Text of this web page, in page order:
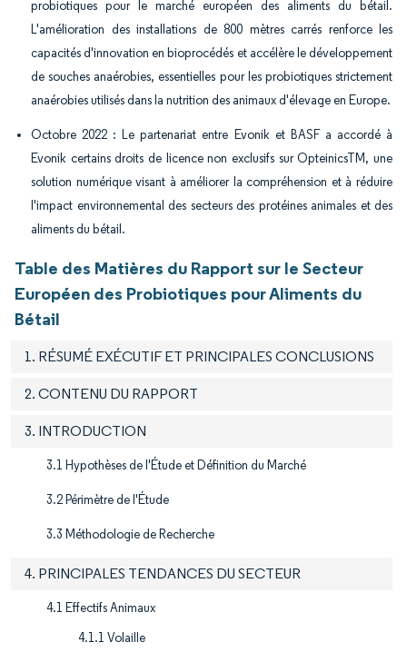
probiotiques pour le marché européen des aliments du bétail.
L'amélioration des installations de 800 mètres carrés renforce les
capacités d'innovation en bioprocédés et accélère le développement
de souches anaérobies, essentielles pour les probiotiques strictement
anaérobies utilisés dans la nutrition des animaux d'élevage en Europe.
Octobre 2022 : Le partenariat entre Evonik et BASF a accordé à
Evonik certains droits de licence non exclusifs sur OpteinicsTM, une
solution numérique visant à améliorer la compréhension et à réduire
l'impact environnemental des secteurs des protéines animales et des
aliments du bétail.
Table des Matières du Rapport sur le Secteur
Européen des Probiotiques pour Aliments du
Bétail
1. RÉSUMÉ EXÉCUTIF ET PRINCIPALES CONCLUSIONS
2. CONTENU DU RAPPORT
3. INTRODUCTION
3.1 Hypothèses de l'Étude et Définition du Marché
3.2 Périmètre de l'Étude
3.3 Méthodologie de Recherche
4. PRINCIPALES TENDANCES DU SECTEUR
4.1 Effectifs Animaux
4.1.1 Volaille